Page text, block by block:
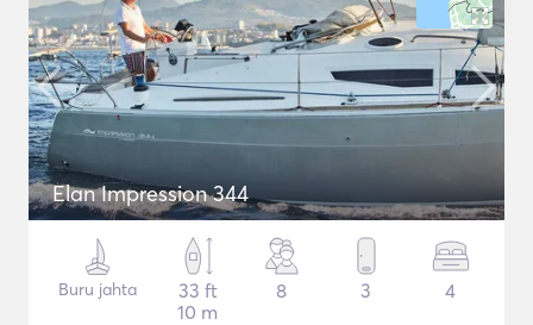
Elan Impression 344
Buru jahta
33 ft
10 m
8 3 4